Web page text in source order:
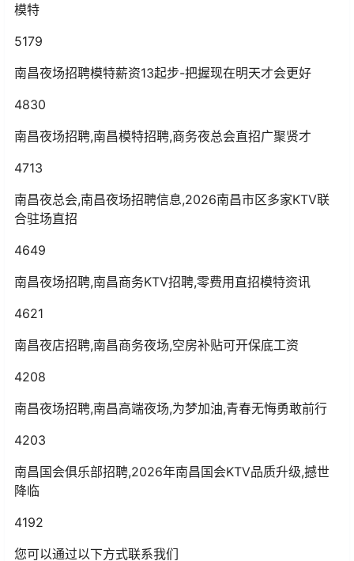
模特
5179
南昌夜场招聘模特薪资13起步-把握现在明天才会更好
4830
南昌夜场招聘,南昌模特招聘,商务夜总会直招广聚贤才
4713
南昌夜总会,南昌夜场招聘信息,2026南昌市区多家KTV联
合驻场直招
4649
南昌夜场招聘,南昌商务KTV招聘,零费用直招模特资讯
4621
南昌夜店招聘,南昌商务夜场,空房补贴可开保底工资
4208
南昌夜场招聘,南昌高端夜场,为梦加油,青春无悔勇敢前行
4203
南昌国会俱乐部招聘,2026年南昌国会KTV品质升级,撼世
降临
4192
您可以通过以下方式联系我们